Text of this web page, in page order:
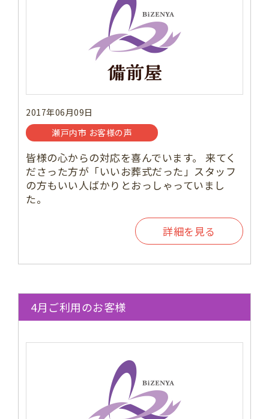
2017年06月09日
瀬戸内市 お客様の声
皆様の心からの対応を喜んでいます。 来てく
ださった方が「いいお葬式だった」スタッフ
の方もいい人ばかりとおっしゃっていまし
た。
詳細を見る
4月ご利用のお客様